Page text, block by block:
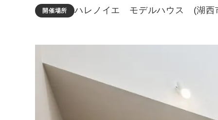
開催場所 ハレノイエ モデルハウス (湖西